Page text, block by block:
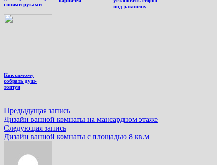
своими руками
под раковину
Как самому
собрать душ-
топтун
Навигация
по
записям
Предыдущая записьПредыдущая
запись:
Дизайн ванной комнаты на мансардном этаже
Следующая записьСледующая
запись:
Дизайн ванной комнаты с площадью 8 кв.м